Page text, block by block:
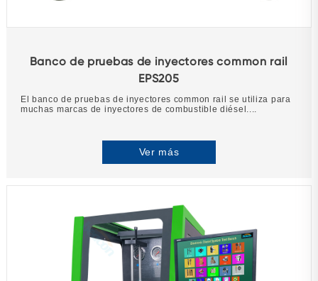
Banco de pruebas de inyectores common rail
EPS205
El banco de pruebas de inyectores common rail se utiliza para
muchas marcas de inyectores de combustible diésel....
Ver más